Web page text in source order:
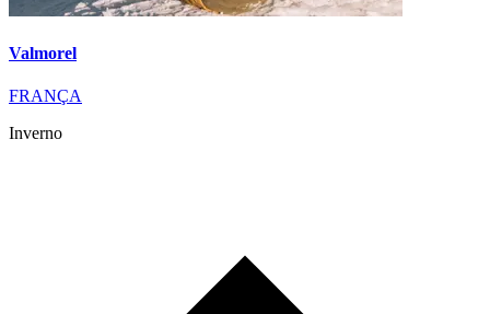
Valmorel
FRANÇA
Inverno